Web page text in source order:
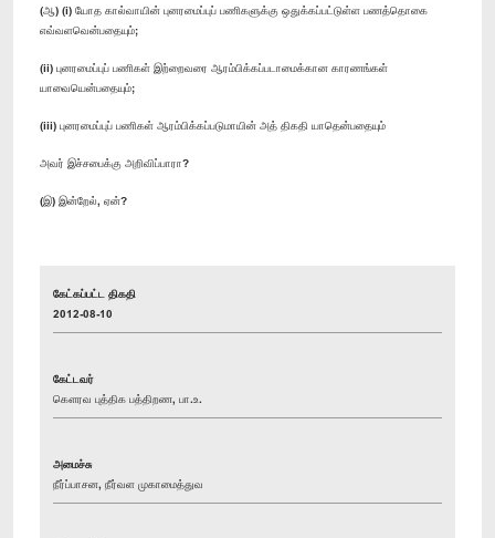
(ஆ) (i) யோத கால்வாயின் புனரமைப்புப் பணிகளுக்கு ஒதுக்கப்பட்டுள்ள பணத்தொகை
எவ்வளவென்பதையும்;
(ii) புனரமைப்புப் பணிகள் இற்றைவரை ஆரம்பிக்கப்படாமைக்கான காரணங்கள்
யாவையென்பதையும்;
(iii) புனரமைப்புப் பணிகள் ஆரம்பிக்கப்படுமாயின் அத் திகதி யாதென்பதையும்
அவர் இச்சபைக்கு அறிவிப்பாரா?
(இ) இன்றேல், ஏன்?
கேட்கப்பட்ட திகதி
2012-08-10
கேட்டவர்
கௌரவ புத்திக பத்திறண, பா.உ.
அமைச்சு
நீர்ப்பாசன, நீர்வள முகாமைத்துவ